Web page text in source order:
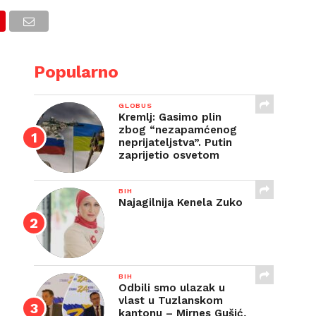
Popularno
GLOBUS
Kremlj: Gasimo plin
zbog “nezapamćenog
neprijateljstva”. Putin
zaprijetio osvetom
BIH
Najagilnija Kenela Zuko
BIH
Odbili smo ulazak u
vlast u Tuzlanskom
kantonu – Mirnes Gušić,